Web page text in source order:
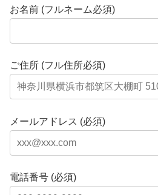
お名前 (フルネーム必須)
ご住所 (フル住所必須)
メールアドレス (必須)
電話番号 (必須)